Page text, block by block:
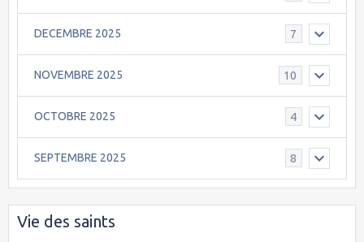
DECEMBRE 2025 7
NOVEMBRE 2025 10
OCTOBRE 2025 4
SEPTEMBRE 2025 8
Vie des saints